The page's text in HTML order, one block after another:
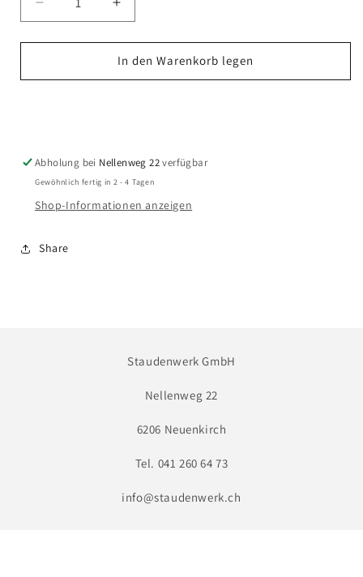
Verringere
die
Menge
Nerine
Erhöhe
die
Menge
für
Nerine
In den Warenkorb legen
Abholung bei Nellenweg 22verfügbar
Gewöhnlich fertig in 2 - 4 Tagen
Shop-Informationen anzeigen
Share
Staudenwerk GmbH
Nellenweg 22
6206 Neuenkirch
Tel. 041 260 64 73
info@staudenwerk.ch